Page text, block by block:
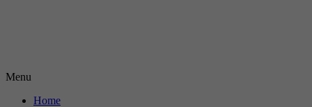
Menu
Home